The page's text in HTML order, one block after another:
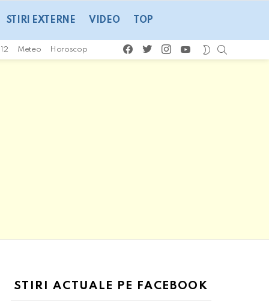
STIRI EXTERNE VIDEO TOP
Meteo Horoscop
facebooktwitterinstagramyoutube SWITCH
SKIN
STIRI ACTUALE PE FACEBOOK